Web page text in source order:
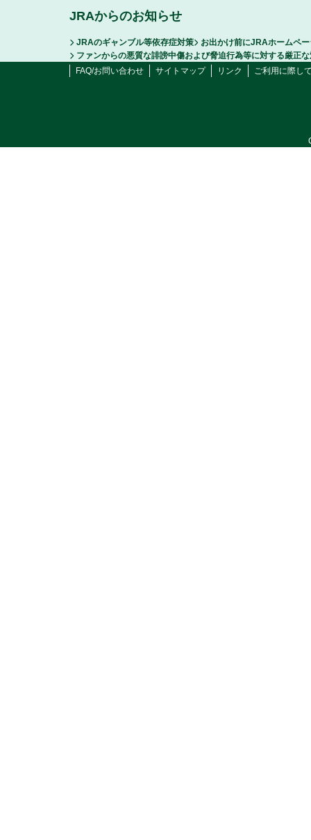
JRAからのお知らせ
JRAのギャンブル等依存症対策
お出かけ前にJRAホームペ
ファンからの悪質な誹謗中傷および脅迫行為等に対する厳正
FAQ/お問い合わせ
サイトマップ リンク ご利用に際し